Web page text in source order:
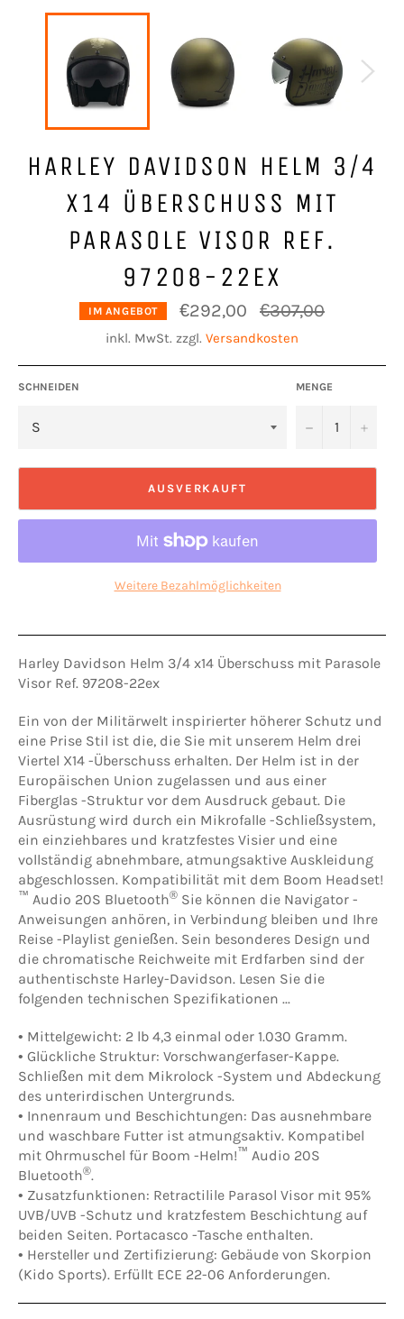
HARLEY DAVIDSON HELM 3/4
X14 ÜBERSCHUSS MIT
PARASOLE VISOR REF.
97208-22EX
IM ANGEBOT €292,00
Normaler
Preis
€307,00
inkl. MwSt. zzgl. Versandkosten
SCHNEIDEN MENGE
− +
AUSVERKAUFT
Weitere Bezahlmöglichkeiten
Harley Davidson Helm 3/4 x14 Überschuss mit Parasole
Visor Ref. 97208-22ex
Ein von der Militärwelt inspirierter höherer Schutz und
eine Prise Stil ist die, die Sie mit unserem Helm drei
Viertel X14 -Überschuss erhalten. Der Helm ist in der
Europäischen Union zugelassen und aus einer
Fiberglas -Struktur vor dem Ausdruck gebaut. Die
Ausrüstung wird durch ein Mikrofalle -Schließsystem,
ein einziehbares und kratzfestes Visier und eine
vollständig abnehmbare, atmungsaktive Auskleidung
abgeschlossen. Kompatibilität mit dem Boom Headset!
™ Audio 20S Bluetooth® Sie können die Navigator -
Anweisungen anhören, in Verbindung bleiben und Ihre
Reise -Playlist genießen. Sein besonderes Design und
die chromatische Reichweite mit Erdfarben sind der
authentischste Harley-Davidson. Lesen Sie die
folgenden technischen Spezifikationen ...
• Mittelgewicht: 2 lb 4,3 einmal oder 1.030 Gramm.
• Glückliche Struktur: Vorschwangerfaser-Kappe.
Schließen mit dem Mikrolock -System und Abdeckung
des unterirdischen Untergrunds.
• Innenraum und Beschichtungen: Das ausnehmbare
und waschbare Futter ist atmungsaktiv. Kompatibel
mit Ohrmuschel für Boom -Helm!™ Audio 20S
Bluetooth®.
• Zusatzfunktionen: Retractilile Parasol Visor mit 95%
UVB/UVB -Schutz und kratzfestem Beschichtung auf
beiden Seiten. Portacasco -Tasche enthalten.
• Hersteller und Zertifizierung: Gebäude von Skorpion
(Kido Sports). Erfüllt ECE 22-06 Anforderungen.